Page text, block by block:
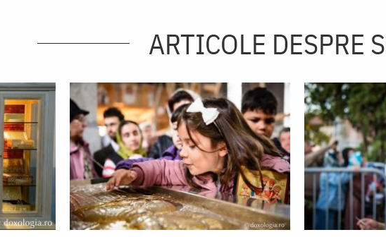
ARTICOLE DESPRE